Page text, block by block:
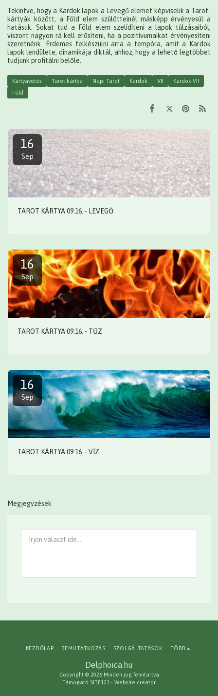
Tekintve, hogy a Kardok lapok a Levegő elemet képviselik a Tarot-
kártyák között, a Föld elem szülötteinél másképp érvényesül a
hatásuk. Sokat tud a Föld elem szelídíteni a lapok túlzásaiból,
viszont nagyon rá kell erősíteni, ha a pozitívumaikat érvényesíteni
szeretnénk. Érdemes felkészülni arra a tempóra, amit a Kardok
lapok lendülete, dinamikája diktál, ahhoz, hogy a lehető legtöbbet
tudjunk profitálni belőle.
Kártyavetés Tarot kártya Napi Tarot Kardok VII
Kardok VII
Föld
16
Sep
TAROT KÁRTYA 09.16. - LEVEGŐ
16
Sep
TAROT KÁRTYA 09.16. - TŰZ
16
Sep
TAROT KÁRTYA 09.16. - VÍZ
Megjegyzések
Delphoica.hu
Copyright © 2026 Minden jog fenntartva
Támogató SITE123 - Website creator
KEZDŐLAP BEMUTATKOZÁS SZOLGÁLTATÁSOK TÖBB